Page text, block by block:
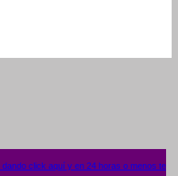
click aquí y en 24 horas o menos te